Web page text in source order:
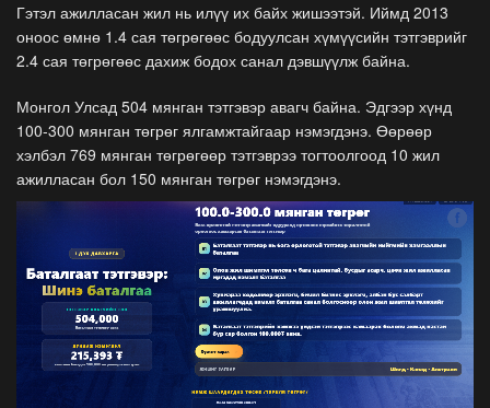
Гэтэл ажилласан жил нь илүү их байх жишээтэй. Иймд 2013
оноос өмнө 1.4 сая төгрөгөөс бодуулсан хүмүүсийн тэтгэврийг
2.4 сая төгрөгөөс дахиж бодох санал дэвшүүлж байна.
Монгол Улсад 504 мянган тэтгэвэр авагч байна. Эдгээр хүнд
100-300 мянган төгрөг ялгамжтайгаар нэмэгдэнэ. Өөрөөр
хэлбэл 769 мянган төгрөгөөр тэтгэврээ тогтоолгоод 10 жил
ажилласан бол 150 мянган төгрөг нэмэгдэнэ.